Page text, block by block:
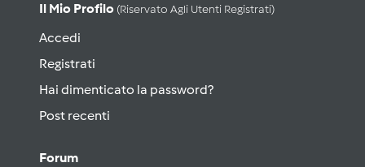
Il Mio Profilo (riservato Agli Utenti Registrati)
Accedi
Registrati
Hai dimenticato la password?
Post recenti
Forum